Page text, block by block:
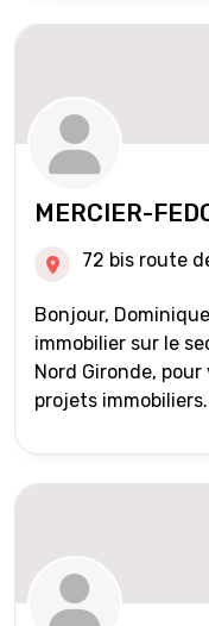
MERCIER-
72 bis route
Bonjour,
immobilier sur le
Nord Gironde,
projets immobiliers.